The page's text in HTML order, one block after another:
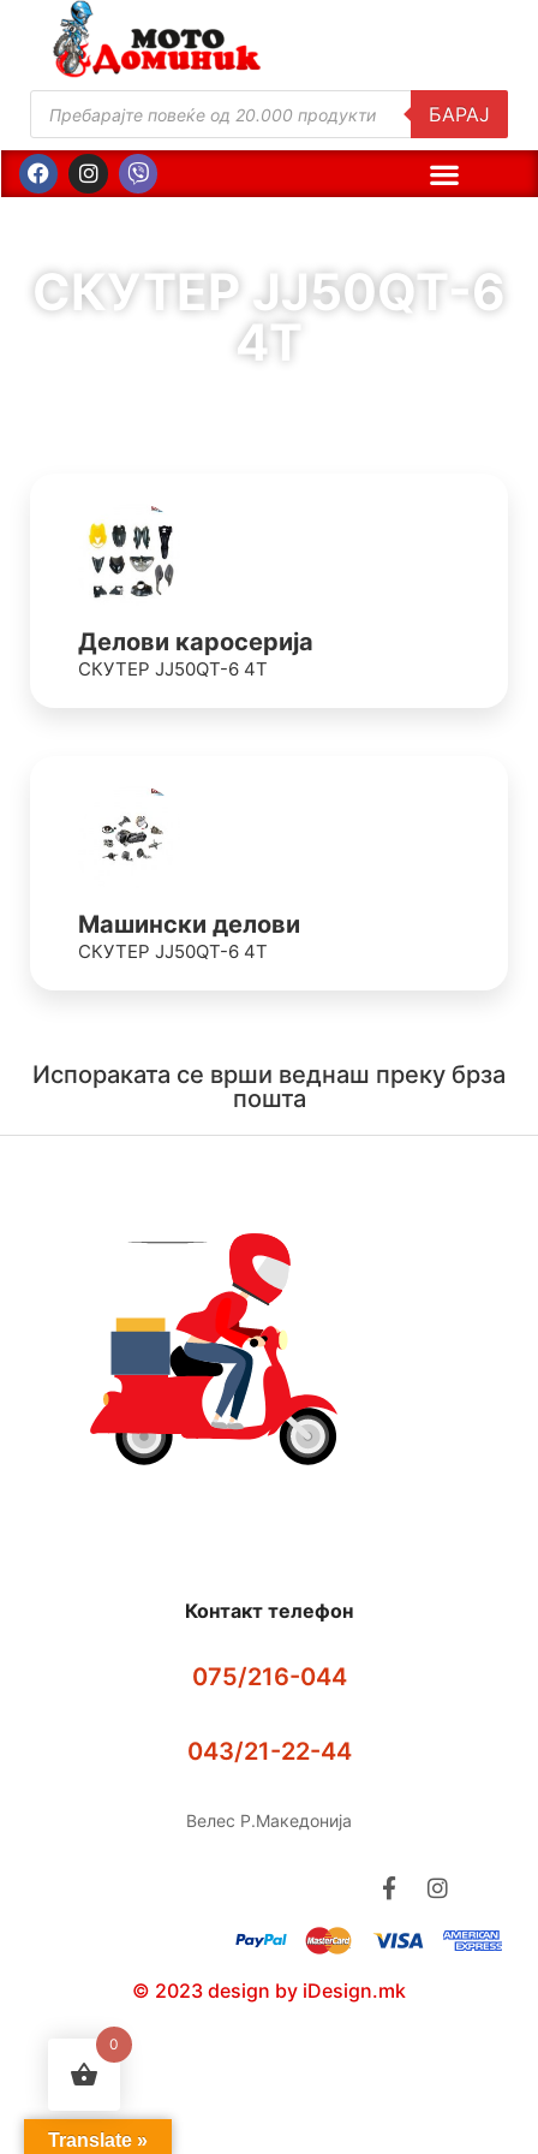
БАРАЈ
СКУТЕР JJ50QT-6
4T
Делови каросерија
СКУТЕР JJ50QT-6 4T
Машински делови
СКУТЕР JJ50QT-6 4T
Испораката се врши веднаш преку брза
пошта
Контакт телефон
075/216-044
043/21-22-44
Велес Р.Македонија
© 2023 design by iDesign.mk
Translate »
0